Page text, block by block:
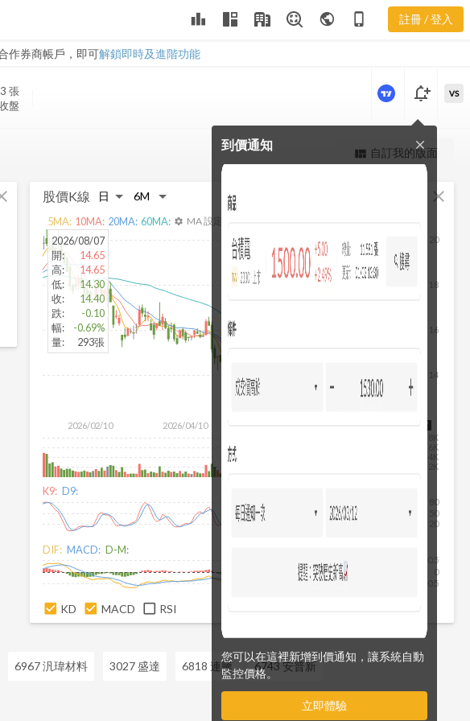
leaderboard public phone_iphone 註冊 / 登入
作券商帳戶，即可解鎖即時及進階功能
用
張
盤
更強大的進階價量圖表
notification_add
到價通知
您可以在這裡新增到價通知，讓系統自動
監控價格。
立即體驗
close
VS
view_quilt 自訂我的版面
股價K線 close
2026/02/10 2026/04/10
14
16
18
20
2026/08/07
2K
4K
6K
8K
2026/08/07
開:
14.65
高:
14.65
低:
14.30
收:
14.40
跌:
-0.10
幅:
-0.69%
量: 293張
5MA: 10MA: 20MA: 60MA: settings MA 設定
K9: D9:
20
50
80
DIF: MACD: D-M:
-0.5
0
0.5
KD MACD RSI
6967 汎瑋材料 3027 盛達 6818 連騰 6743 安普新